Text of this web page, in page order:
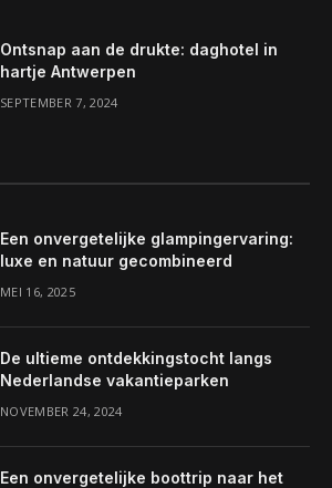
Ontsnap aan de drukte: daghotel in
hartje Antwerpen
SEPTEMBER 7, 2024
Een onvergetelijke glampingervaring:
luxe en natuur gecombineerd
MEI 16, 2025
De ultieme ontdekkingstocht langs
Nederlandse vakantieparken
NOVEMBER 24, 2024
Een onvergetelijke boottrip naar het